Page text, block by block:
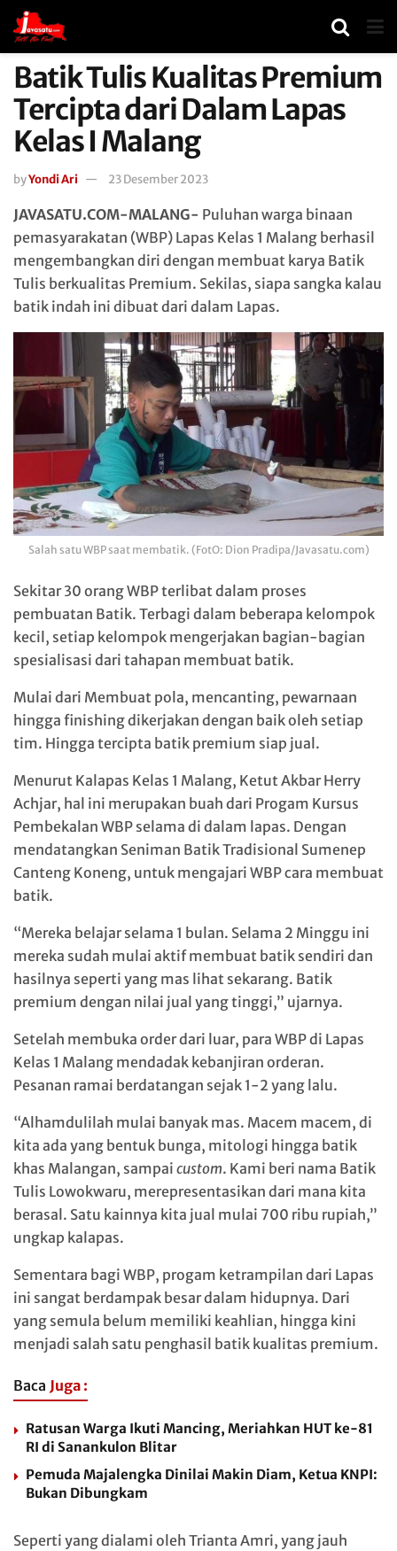
Batik Tulis Kualitas Premium
Tercipta dari Dalam Lapas
Kelas I Malang
byYondi Ari 23 Desember 2023
JAVASATU.COM-MALANG- Puluhan warga binaan
pemasyarakatan (WBP) Lapas Kelas 1 Malang berhasil
mengembangkan diri dengan membuat karya Batik
Tulis berkualitas Premium. Sekilas, siapa sangka kalau
batik indah ini dibuat dari dalam Lapas.
Salah satu WBP saat membatik. (FotO: Dion Pradipa/Javasatu.com)
Sekitar 30 orang WBP terlibat dalam proses
pembuatan Batik. Terbagi dalam beberapa kelompok
kecil, setiap kelompok mengerjakan bagian-bagian
spesialisasi dari tahapan membuat batik.
Mulai dari Membuat pola, mencanting, pewarnaan
hingga finishing dikerjakan dengan baik oleh setiap
tim. Hingga tercipta batik premium siap jual.
Menurut Kalapas Kelas 1 Malang, Ketut Akbar Herry
Achjar, hal ini merupakan buah dari Progam Kursus
Pembekalan WBP selama di dalam lapas. Dengan
mendatangkan Seniman Batik Tradisional Sumenep
Canteng Koneng, untuk mengajari WBP cara membuat
batik.
“Mereka belajar selama 1 bulan. Selama 2 Minggu ini
mereka sudah mulai aktif membuat batik sendiri dan
hasilnya seperti yang mas lihat sekarang. Batik
premium dengan nilai jual yang tinggi,” ujarnya.
Setelah membuka order dari luar, para WBP di Lapas
Kelas 1 Malang mendadak kebanjiran orderan.
Pesanan ramai berdatangan sejak 1-2 yang lalu.
“Alhamdulilah mulai banyak mas. Macem macem, di
kita ada yang bentuk bunga, mitologi hingga batik
khas Malangan, sampai custom. Kami beri nama Batik
Tulis Lowokwaru, merepresentasikan dari mana kita
berasal. Satu kainnya kita jual mulai 700 ribu rupiah,”
ungkap kalapas.
Sementara bagi WBP, progam ketrampilan dari Lapas
ini sangat berdampak besar dalam hidupnya. Dari
yang semula belum memiliki keahlian, hingga kini
menjadi salah satu penghasil batik kualitas premium.
Baca Juga :
Ratusan Warga Ikuti Mancing, Meriahkan HUT ke-81
RI di Sanankulon Blitar
Pemuda Majalengka Dinilai Makin Diam, Ketua KNPI:
Bukan Dibungkam
Seperti yang dialami oleh Trianta Amri, yang jauh